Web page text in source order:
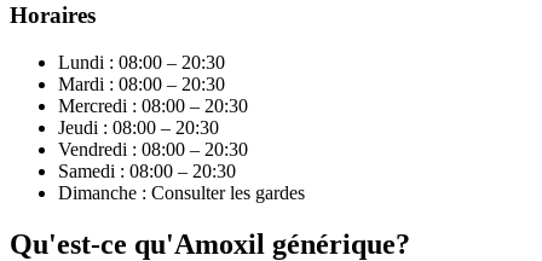
Horaires
Lundi : 08:00 – 20:30
Mardi : 08:00 – 20:30
Mercredi : 08:00 – 20:30
Jeudi : 08:00 – 20:30
Vendredi : 08:00 – 20:30
Samedi : 08:00 – 20:30
Dimanche : Consulter les gardes
Qu'est-ce qu'Amoxil générique?